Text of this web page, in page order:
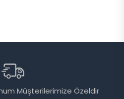
7/24 (Platinium